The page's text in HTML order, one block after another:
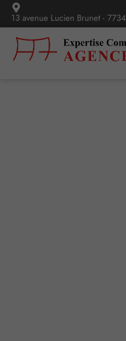
13 avenue Lucien Brunet -